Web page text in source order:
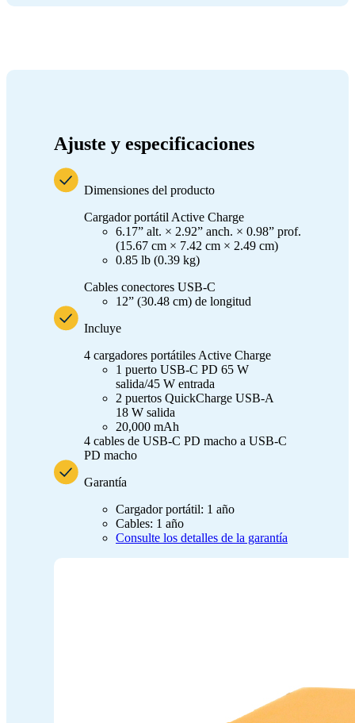
Ajuste y especificaciones
Dimensiones del producto
Cargador portátil Active Charge
6.17” alt. × 2.92” anch. × 0.98” prof.
(15.67 cm × 7.42 cm × 2.49 cm)
0.85 lb (0.39 kg)
Cables conectores USB-C
12” (30.48 cm) de longitud
Incluye
4 cargadores portátiles Active Charge
1 puerto USB-C PD 65 W
salida/45 W entrada
2 puertos QuickCharge USB-A
18 W salida
20,000 mAh
4 cables de USB-C PD macho a USB-C
PD macho
Garantía
Cargador portátil: 1 año
Cables: 1 año
Consulte los detalles de la garantía